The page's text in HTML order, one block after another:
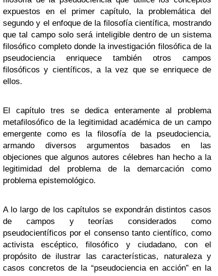
expuestos en el primer capítulo, la problemática del
segundo y el enfoque de la filosofía científica, mostrando
que tal campo solo será inteligible dentro de un sistema
filosófico completo donde la investigación filosófica de la
pseudociencia enriquece también otros campos
filosóficos y científicos, a la vez que se enriquece de
ellos.
El capítulo tres se dedica enteramente al problema
metafilosófico de la legitimidad académica de un campo
emergente como es la filosofía de la pseudociencia,
armando diversos argumentos basados en las
objeciones que algunos autores célebres han hecho a la
legitimidad del problema de la demarcación como
problema epistemológico.
A lo largo de los capítulos se expondrán distintos casos
de campos y teorías considerados como
pseudocientíficos por el consenso tanto científico, como
activista escéptico, filosófico y ciudadano, con el
propósito de ilustrar las características, naturaleza y
casos concretos de la “pseudociencia en acción” en la